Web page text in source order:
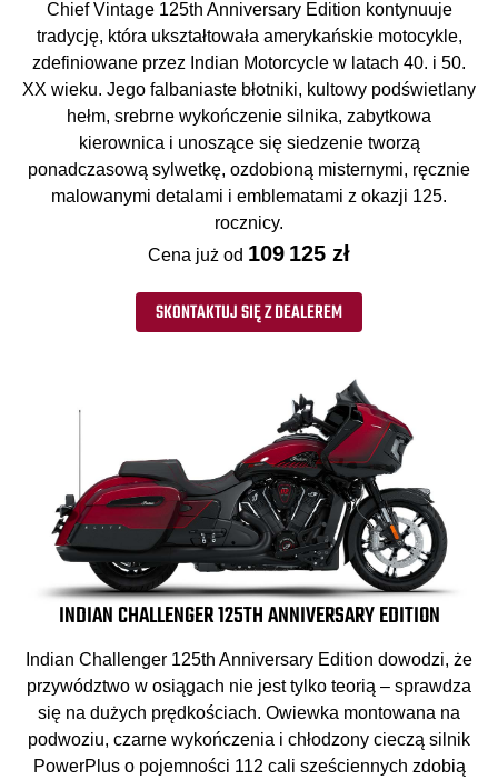
Chief Vintage 125th Anniversary Edition kontynuuje
tradycję, która ukształtowała amerykańskie motocykle,
zdefiniowane przez Indian Motorcycle w latach 40. i 50.
XX wieku. Jego falbaniaste błotniki, kultowy podświetlany
hełm, srebrne wykończenie silnika, zabytkowa
kierownica i unoszące się siedzenie tworzą
ponadczasową sylwetkę, ozdobioną misternymi, ręcznie
malowanymi detalami i emblematami z okazji 125.
rocznicy.
Cena już od 109 125 zł
SKONTAKTUJ SIĘ Z DEALEREM
INDIAN CHALLENGER 125TH ANNIVERSARY EDITION
Indian Challenger 125th Anniversary Edition dowodzi, że
przywództwo w osiągach nie jest tylko teorią – sprawdza
się na dużych prędkościach. Owiewka montowana na
podwoziu, czarne wykończenia i chłodzony cieczą silnik
PowerPlus o pojemności 112 cali sześciennych zdobią